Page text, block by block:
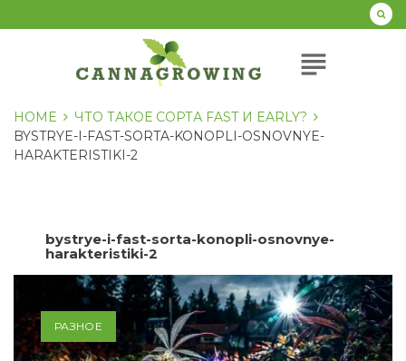
к
subject
HOME
ЧТО ТАКОЕ СОРТА FAST И EARLY?
BYSTRYE-I-FAST-SORTA-KONOPLI-OSNOVNYE-
HARAKTERISTIKI-2
bystrye-i-fast-sorta-konopli-osnovnye-
harakteristiki-2
РАЗНОЕ